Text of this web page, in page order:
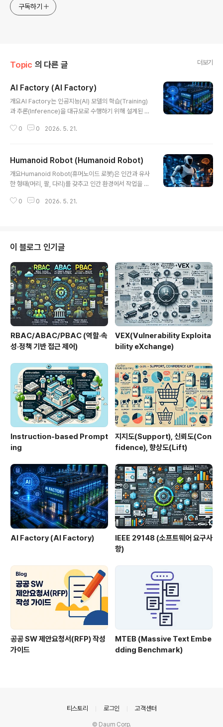
구독하기
Topic 의 다른 글 더보기
AI Factory (AI Factory)
개요AI Factory는 인공지능(AI) 모델의 학습(Training)
과 추론(Inference)을 대규모로 수행하기 위해 설계된 AI
퓨팅 중심이었다면, AI Factory는 GPU/TPU 기반의 고
산으로 AI Factory는 기업 경쟁력을 좌우하는 핵심 인프
라로 부상하고 있다.1. 개념 및 정의AI Factory는 AI 모델
개발 및 운영을 위한 데이터, 컴퓨팅, 네트워크, 스토리지
는 전용 인프라 시스템이다.2. 특징구분설명비교/차별점AI
0 0 2026. 5. 21.
Humanoid Robot (Humanoid Robot)
개요Humanoid Robot(휴머노이드 로봇)은 인간과 유사
한 형태(머리, 팔, 다리)를 갖추고 인간 환경에서 작업을 수
기술의 발전으로 단순 자동화 기계를 넘어 인간과 상호작
산업 패러다임 변화의 핵심 기술로 주목받고 있다.1. 개념
및 정의Humanoid Robot은 인간의 신체 구조와 동작을
모방하여 인간 환경에서 자연스럽게 작업을 수행할 수 있
도록 설계된 로봇으로, AI 기반 인지·판단·행동 능력을 포함
한다.2. 특징구분설명비교/차별점인간형 구조팔..
0 0 2026. 5. 21.
이 블로그 인기글
RBAC/ABAC/PBAC (역할·속
성·정책 기반 접근 제어)
VEX(Vulnerability Exploita
bility eXchange)
Instruction-based Prompt
ing
지지도(Support), 신뢰도(Con
fidence), 향상도(Lift)
AI Factory (AI Factory)
IEEE 29148 (소프트웨어 요구사
항)
공공 SW 제안요청서(RFP) 작성
가이드
MTEB (Massive Text Embe
dding Benchmark)
티스토리 로그인 고객센터
© Daum Corp.